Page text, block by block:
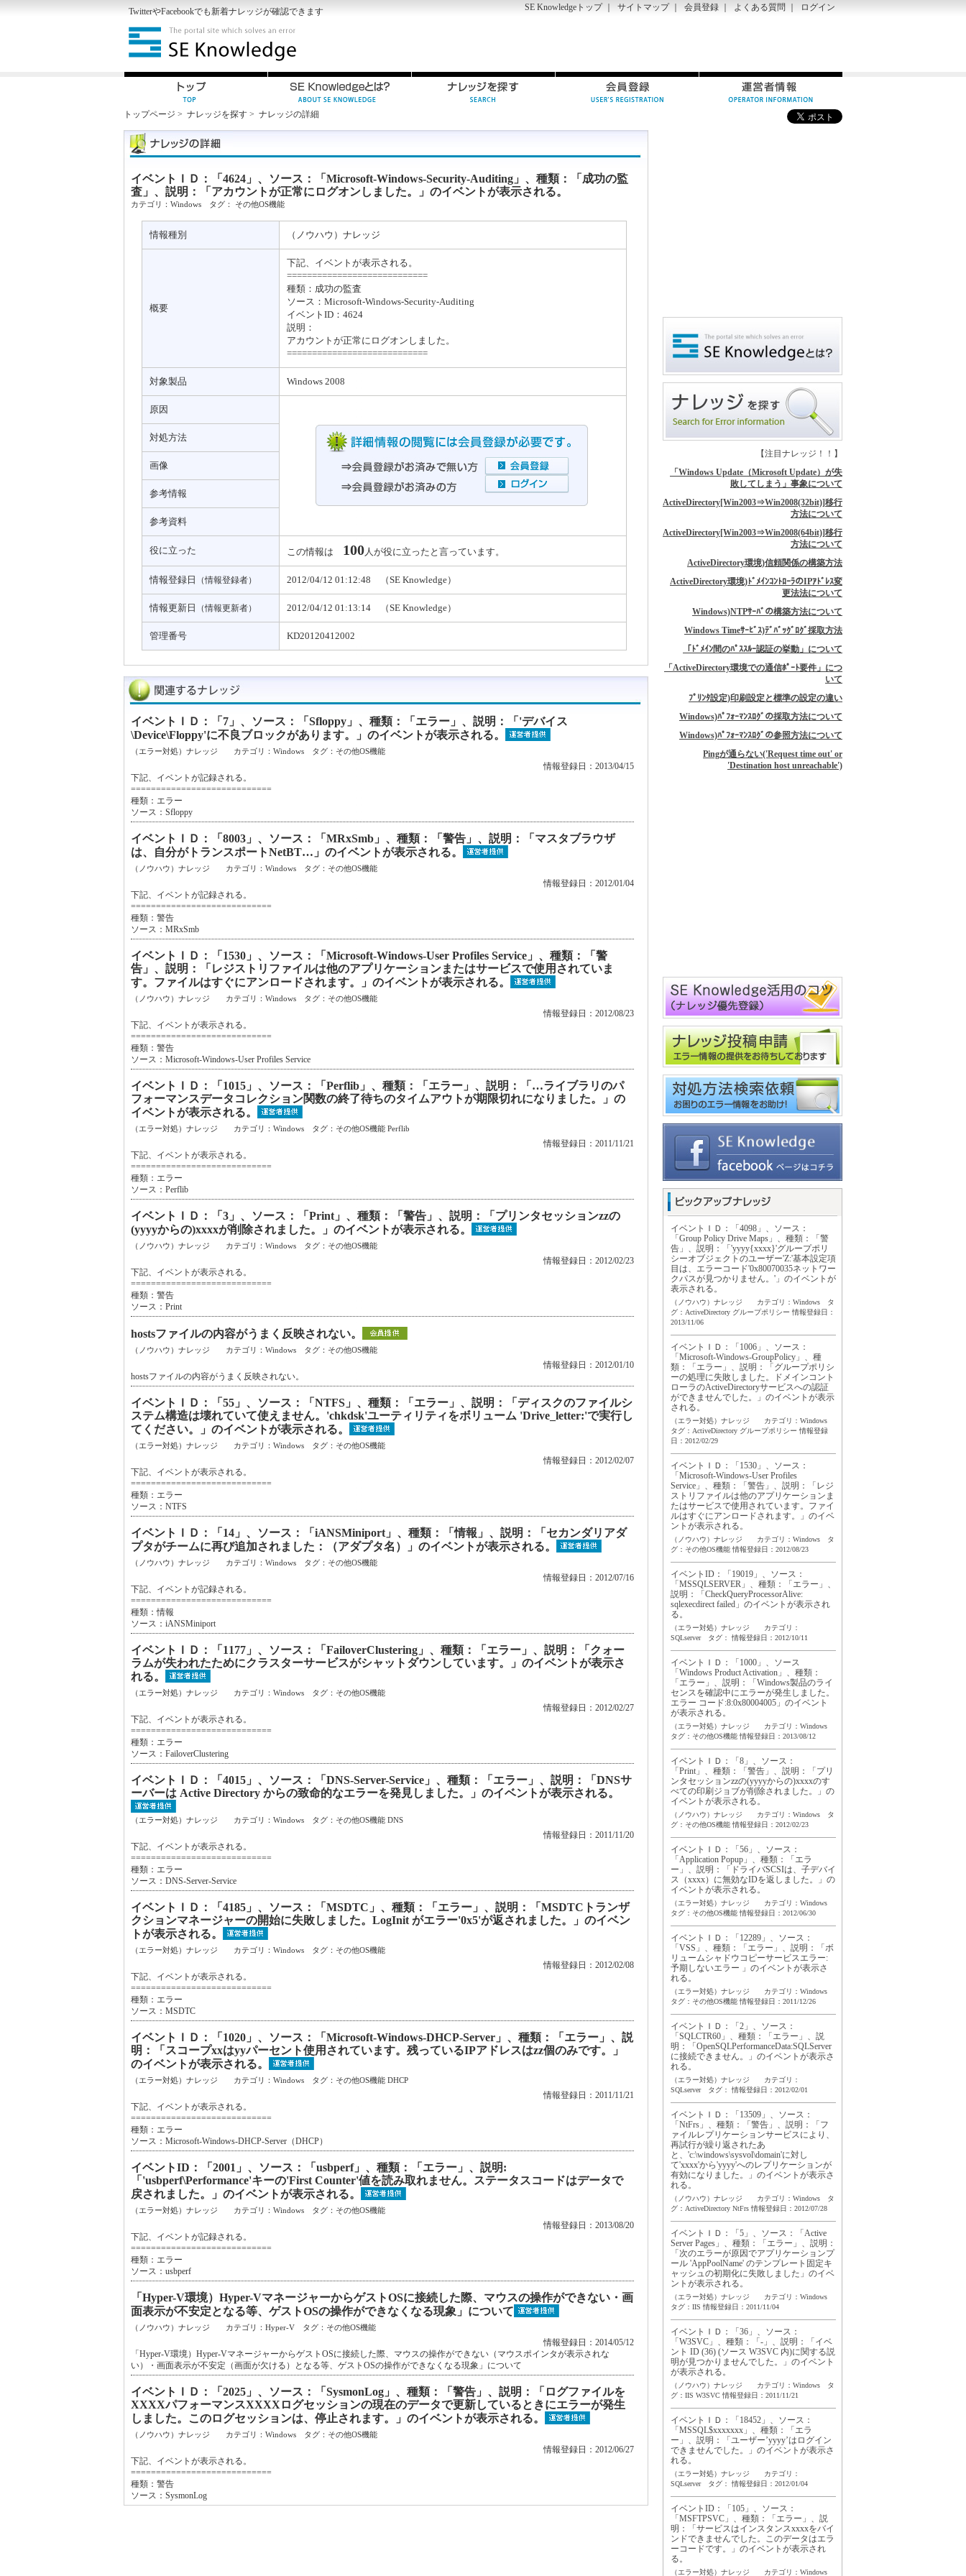
TwitterやFacebookでも新着ナレッジが確認できます SE Knowledgeトップ｜ サイトマップ｜ 会員登録 よくある質問 ログイン
トップページ > ナレッジを探す > ナレッジの詳細
イベントＩＤ：「4624」、ソース：「Microsoft-Windows-Security-Auditing」、種類：「成功の監
査」、説明：「アカウントが正常にログオンしました。」のイベントが表示される。
カテゴリ： Windows タグ： その他OS機能
情報種別 （ノウハウ）ナレッジ
概要
下記、イベントが表示される。
============================
種類：成功の監査
ソース：Microsoft-Windows-Security-Auditing
イベントID：4624
説明：
アカウントが正常にログオンしました。
============================
対象製品 Windows 2008
原因
対処方法
画像
参考情報
参考資料
役に立った この情報は 100人が役に立ったと言っています。
情報登録日 （情報登録者） 2012/04/12 01:12:48 （SE Knowledge）
情報更新日 （情報更新者） 2012/04/12 01:13:14 （SE Knowledge）
管理番号 KD20120412002
イベントＩＤ：「7」、ソース：「Sfloppy」、種類：「エラー」、説明：「'デバイス
\Device\Floppy'に不良ブロックがあります。」のイベントが表示される。
（エラー対処）ナレッジ カテゴリ：Windows タグ： その他OS機能
情報登録日：2013/04/15
下記、イベントが記録される。
============================
種類：エラー
ソース：Sfloppy
イベントＩＤ：「8003」、ソース：「MRxSmb」、種類：「警告」、説明：「マスタブラウザ
は、自分がトランスポートNetBT…」のイベントが表示される。
（ノウハウ）ナレッジ カテゴリ：Windows タグ： その他OS機能
情報登録日：2012/01/04
下記、イベントが記録される。
============================
種類：警告
ソース：MRxSmb
イベントＩＤ：「1530」、ソース：「Microsoft-Windows-User Profiles Service」、種類：「警
告」、説明：「レジストリファイルは他のアプリケーションまたはサービスで使用されていま
す。ファイルはすぐにアンロードされます。」のイベントが表示される。
（ノウハウ）ナレッジ カテゴリ：Windows タグ： その他OS機能
情報登録日：2012/08/23
下記、イベントが表示される。
============================
種類：警告
ソース：Microsoft-Windows-User Profiles Service
イベントＩＤ：「1015」、ソース：「Perflib」、種類：「エラー」、説明：「…ライブラリのパ
フォーマンスデータコレクション関数の終了待ちのタイムアウトが期限切れになりました。」の
イベントが表示される。
（エラー対処）ナレッジ カテゴリ：Windows タグ： その他OS機能 Perflib
情報登録日：2011/11/21
下記、イベントが表示される。
============================
種類：エラー
ソース：Perflib
イベントＩＤ：「3」、ソース：「Print」、種類：「警告」、説明：「プリンタセッションzzの
(yyyyからの)xxxxが削除されました。」のイベントが表示される。
（ノウハウ）ナレッジ カテゴリ：Windows タグ： その他OS機能
情報登録日：2012/02/23
下記、イベントが表示される。
============================
種類：警告
ソース：Print
hostsファイルの内容がうまく反映されない。
（ノウハウ）ナレッジ カテゴリ：Windows タグ： その他OS機能
情報登録日：2012/01/10
hostsファイルの内容がうまく反映されない。
イベントＩＤ：「55」、ソース：「NTFS」、種類：「エラー」、説明：「ディスクのファイルシ
ステム構造は壊れていて使えません。'chkdsk'ユーティリティをボリューム 'Drive_letter:'で実行し
てください。」のイベントが表示される。
（エラー対処）ナレッジ カテゴリ：Windows タグ： その他OS機能
情報登録日：2012/02/07
下記、イベントが表示される。
============================
種類：エラー
ソース：NTFS
イベントＩＤ：「14」、ソース：「iANSMiniport」、種類：「情報」、説明：「セカンダリアダ
プタがチームに再び追加されました：（アダプタ名）」のイベントが表示される。
（ノウハウ）ナレッジ カテゴリ：Windows タグ： その他OS機能
情報登録日：2012/07/16
下記、イベントが記録される。
============================
種類：情報
ソース：iANSMiniport
イベントＩＤ：「1177」、ソース：「FailoverClustering」、種類：「エラー」、説明：「クォー
ラムが失われたためにクラスターサービスがシャットダウンしています。」のイベントが表示さ
れる。
（エラー対処）ナレッジ カテゴリ：Windows タグ： その他OS機能
情報登録日：2012/02/27
下記、イベントが表示される。
============================
種類：エラー
ソース：FailoverClustering
イベントＩＤ：「4015」、ソース：「DNS-Server-Service」、種類：「エラー」、説明：「DNSサ
ーバーは Active Directory からの致命的なエラーを発見しました。」のイベントが表示される。
（エラー対処）ナレッジ カテゴリ：Windows タグ： その他OS機能 DNS
情報登録日：2011/11/20
下記、イベントが表示される。
============================
種類：エラー
ソース：DNS-Server-Service
イベントＩＤ：「4185」、ソース：「MSDTC」、種類：「エラー」、説明：「MSDTCトランザ
クションマネージャーの開始に失敗しました。LogInit がエラー'0x5'が返されました。」のイベン
トが表示される。
（エラー対処）ナレッジ カテゴリ：Windows タグ： その他OS機能
情報登録日：2012/02/08
下記、イベントが表示される。
============================
種類：エラー
ソース：MSDTC
イベントＩＤ：「1020」、ソース：「Microsoft-Windows-DHCP-Server」、種類：「エラー」、説
明：「スコープxxはyyパーセント使用されています。残っているIPアドレスはzz個のみです。」
のイベントが表示される。
（エラー対処）ナレッジ カテゴリ：Windows タグ： その他OS機能 DHCP
情報登録日：2011/11/21
下記、イベントが表示される。
============================
種類：エラー
ソース：Microsoft-Windows-DHCP-Server（DHCP）
イベントID：「2001」、ソース：「usbperf」、種類：「エラー」、説明:
「'usbperf\Performance'キーの'First Counter'値を読み取れません。ステータスコードはデータで
戻されました。」のイベントが表示される。
（エラー対処）ナレッジ カテゴリ：Windows タグ： その他OS機能
情報登録日：2013/08/20
下記、イベントが記録される。
============================
種類：エラー
ソース：usbperf
「Hyper-V環境）Hyper-VマネージャーからゲストOSに接続した際、マウスの操作ができない・画
面表示が不安定となる等、ゲストOSの操作ができなくなる現象」について
（ノウハウ）ナレッジ カテゴリ：Hyper-V タグ： その他OS機能
情報登録日：2014/05/12
「Hyper-V環境）Hyper-VマネージャーからゲストOSに接続した際、マウスの操作ができない（マウスポインタが表示されな
い）・画面表示が不安定（画面が欠ける）となる等、ゲストOSの操作ができなくなる現象」について
イベントＩＤ：「2025」、ソース：「SysmonLog」、種類：「警告」、説明：「ログファイルを
XXXXパフォーマンスXXXXログセッションの現在のデータで更新しているときにエラーが発生
しました。このログセッションは、停止されます。」のイベントが表示される。
（ノウハウ）ナレッジ カテゴリ：Windows タグ： その他OS機能
情報登録日：2012/06/27
下記、イベントが表示される。
============================
種類：警告
ソース：SysmonLog
【注目ナレッジ！！】
「Windows Update（Microsoft Update）が失
敗してしまう」事象について
ActiveDirectory[Win2003⇒Win2008(32bit)]移行
方法について
ActiveDirectory[Win2003⇒Win2008(64bit)]移行
方法について
ActiveDirectory環境)信頼関係の構築方法
ActiveDirectory環境)ﾄﾞﾒｲﾝｺﾝﾄﾛｰﾗのIPｱﾄﾞﾚｽ変
更法法について
Windows)NTPｻｰﾊﾞの構築方法について
Windows Timeｻｰﾋﾞｽ)ﾃﾞﾊﾞｯｸﾞﾛｸﾞ採取方法
「ﾄﾞﾒｲﾝ間のﾊﾟｽｽﾙｰ認証の挙動」について
「ActiveDirectory環境での通信ﾎﾟｰﾄ要件」につ
いて
ﾌﾟﾘﾝﾀ設定)印刷設定と標準の設定の違い
Windows)ﾊﾟﾌｫｰﾏﾝｽﾛｸﾞの採取方法について
Windows)ﾊﾟﾌｫｰﾏﾝｽﾛｸﾞの参照方法について
Pingが通らない('Request time out' or
'Destination host unreachable')
イベントＩＤ：「4098」、ソース：
「Group Policy Drive Maps」、種類：「警
告」、説明：「'yyyy{xxxx}'グループポリ
シーオブジェクトのユーザー'Z:'基本設定項
目は、エラーコード'0x80070035ネットワー
クパスが見つかりません。'」のイベントが
表示される。
（ノウハウ）ナレッジ カテゴリ：Windows タ
グ： ActiveDirectory グループポリシー 情報登録日：
2013/11/06
イベントＩＤ：「1006」、ソース：
「Microsoft-Windows-GroupPolicy」、種
類：「エラー」、説明：「グループポリシ
ーの処理に失敗しました。ドメインコント
ローラのActiveDirectoryサービスへの認証
ができませんでした。」のイベントが表示
される。
（エラー対処）ナレッジ カテゴリ：Windows
タグ： ActiveDirectory グループポリシー 情報登録
日：2012/02/29
イベントＩＤ：「1530」、ソース：
「Microsoft-Windows-User Profiles
Service」、種類：「警告」、説明：「レジ
ストリファイルは他のアプリケーションま
たはサービスで使用されています。ファイ
ルはすぐにアンロードされます。」のイベ
ントが表示される。
（ノウハウ）ナレッジ カテゴリ：Windows タ
グ： その他OS機能 情報登録日：2012/08/23
イベントID：「19019」、ソース：
「MSSQLSERVER」、種類：「エラー」、
説明：「CheckQueryProcessorAlive:
sqlexecdirect failed」のイベントが表示され
る。
（エラー対処）ナレッジ カテゴリ：
SQLserver タグ：
情報登録日：2012/10/11
イベントＩＤ：「1000」、ソース
「Windows Product Activation」、種類：
「エラー」、説明：「Windows製品のライ
センスを確認中にエラーが発生しました。
エラー コード:8:0x80004005」のイベント
が表示される。
（エラー対処）ナレッジ カテゴリ：Windows
タグ： その他OS機能 情報登録日：2013/08/12
イベントＩＤ：「8」、ソース：
「Print」、種類：「警告」、説明：「プリ
ンタセッションzzの(yyyyからの)xxxxのす
べての印刷ジョブが削除されました。」の
イベントが表示される。
（ノウハウ）ナレッジ カテゴリ：Windows タ
グ： その他OS機能 情報登録日：2012/02/23
イベントＩＤ：「56」、ソース：
「Application Popup」、種類：「エラ
ー」、説明：「ドライバSCSIは、子デバイ
ス（xxxx）に無効なIDを返しました。」の
イベントが表示される。
（エラー対処）ナレッジ カテゴリ：Windows
タグ： その他OS機能 情報登録日：2012/06/30
イベントＩＤ：「12289」、ソース：
「VSS」、種類：「エラー」、説明：「ボ
リュームシャドウコピーサービスエラー:
予期しないエラー 」のイベントが表示さ
れる。
（エラー対処）ナレッジ カテゴリ：Windows
タグ： その他OS機能 情報登録日：2011/12/26
イベントＩＤ：「2」、ソース：
「SQLCTR60」、種類：「エラー」、説
明：「OpenSQLPerformanceData:SQLServer
に接続できません。」のイベントが表示さ
れる。
（エラー対処）ナレッジ カテゴリ：
SQLserver タグ：
情報登録日：2012/02/01
イベントＩＤ：「13509」、ソース：
「NtFrs」、種類：「警告」、説明：「フ
ァイルレプリケーションサービスにより、
再試行が繰り返されたあ
と、'c:\windows\sysvol\domain'に対し
て'xxxx'から'yyyy'へのレプリケーションが
有効になりました。」のイベントが表示さ
れる。
（ノウハウ）ナレッジ カテゴリ：Windows タ
グ： ActiveDirectory NtFrs 情報登録日：2012/07/28
イベントＩＤ：「5」、ソース：「Active
Server Pages」、種類：「エラー」、説明：
「次のエラーが原因でアプリケーションプ
ール 'AppPoolName' のテンプレート固定キ
ャッシュの初期化に失敗しました」のイベ
ントが表示される。
（エラー対処）ナレッジ カテゴリ：Windows
タグ： IIS 情報登録日：2011/11/04
イベントＩＤ：「36」、ソース：
「W3SVC」、種類：「-」、説明：「イベ
ント ID (36) (ソース W3SVC 内)に関する説
明が見つかりませんでした。」のイベント
が表示される。
（ノウハウ）ナレッジ カテゴリ：Windows タ
グ： IIS W3SVC 情報登録日：2011/11/21
イベントＩＤ：「18452」、ソース：
「MSSQL$xxxxxxx」、種類：「エラ
ー」、説明：「ユーザー’yyyy’はログイン
できませんでした。」のイベントが表示さ
れる。
（エラー対処）ナレッジ カテゴリ：
SQLserver タグ：
情報登録日：2012/01/04
イベントID：「105」、ソース：
「MSFTPSVC」、種類：「エラー」、説
明：「サービスはインスタンスxxxxをバイ
ンドできませんでした。このデータはエラ
ーコードです。」のイベントが表示され
る。
（エラー対処）ナレッジ カテゴリ：Windows